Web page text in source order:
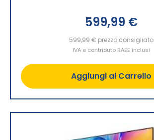
599,99 €
599,99 € prezzo consigliato
IVA e contributo RAEE inclusi
Aggiungi al Carrello